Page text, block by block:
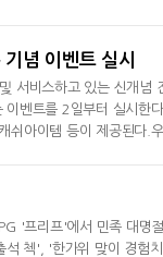
념 이벤트 실시
서비스하고 있는 신개
벤트를 2일부터 실시
쉬아이템 등이 제공된다
'프리프'에서 민족 대
첵', '한가위 맞이 경험